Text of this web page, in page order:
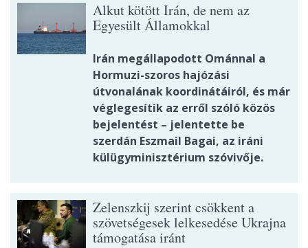
Alkut kötött Irán, de nem az
Egyesült Államokkal
Irán megállapodott Ománnal a
Hormuzi-szoros hajózási
útvonalának koordinátáiról, és már
véglegesítik az erről szóló közös
bejelentést – jelentette be
szerdán Eszmail Bagai, az iráni
külügyminisztérium szóvivője.
Zelenszkij szerint csökkent a
szövetségesek lelkesedése Ukrajna
támogatása iránt